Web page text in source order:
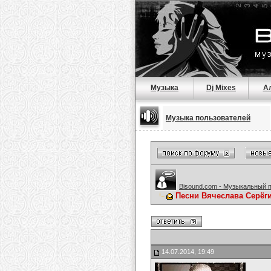
Музыка Dj Mixes
Музыка пользователей
Bisound.com - Музыкальный
Песни Вячеслава
14.07.2014, 19:49